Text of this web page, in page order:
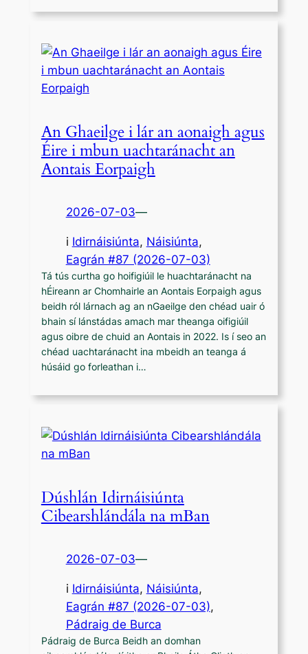
An Ghaeilge i lár an aonaigh agus
Éire i mbun uachtaránacht an
Aontais Eorpaigh
2026-07-03—
i Idirnáisiúnta, Náisiúnta,
Eagrán #87 (2026-07-03)
Tá tús curtha go hoifigiúil le huachtaránacht na
hÉireann ar Chomhairle an Aontais Eorpaigh agus
beidh ról lárnach ag an nGaeilge den chéad uair ó
bhain sí lánstádas amach mar theanga oifigiúil
agus oibre de chuid an Aontais in 2022. Is í seo an
chéad uachtaránacht ina mbeidh an teanga á
húsáid go forleathan i…
Dúshlán Idirnáisiúnta
Cibearshlándála na mBan
2026-07-03—
i Idirnáisiúnta, Náisiúnta,
Eagrán #87 (2026-07-03)
Pádraig de Burca
Pádraig de Burca Beidh an domhan